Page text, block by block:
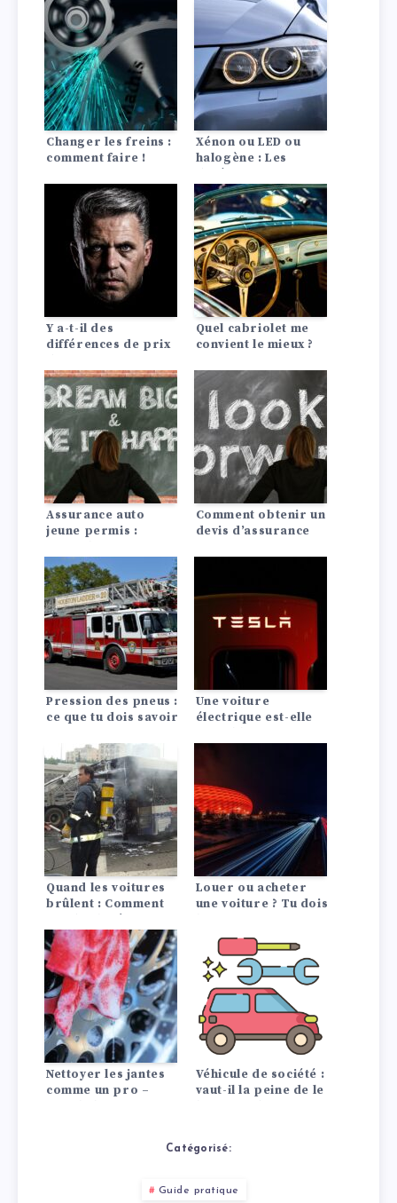
Changer les freins :
comment faire !
Xénon ou LED ou
halogène : Les
coup d’œil !
Y a-t-il des
différences de prix
entre les Lada?
Quel cabriolet me
convient le mieux ?
Assurance auto
jeune permis :
moins cher
Comment obtenir un
devis d’assurance
Pression des pneus :
ce que tu dois savoir
Une voiture
électrique est-elle
comparaison avec
les moteurs à
combustion
Quand les voitures
brûlent : Comment
froide !
Louer ou acheter
une voiture ? Tu dois
Nettoyer les jantes
comme un pro –
Véhicule de société :
vaut-il la peine de le
Catégorisé:
Guide pratique